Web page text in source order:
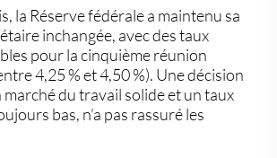
la Réserve fédérale a maintenu sa
inchangée, avec des taux
pour la cinquième réunion
4,25 % et 4,50 %). Une décision
marché du travail solideet un taux
bas, n’a pas rassuré les